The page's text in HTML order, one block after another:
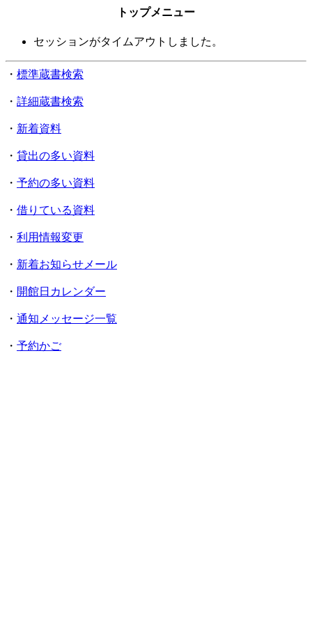
トップメニュー
セッションがタイムアウトしました。
・ 標準蔵書検索
・ 詳細蔵書検索
・ 新着資料
・ 貸出の多い資料
・ 予約の多い資料
・ 借りている資料
・ 利用情報変更
・ 新着お知らせメール
・ 開館日カレンダー
・ 通知メッセージ一覧
・ 予約かご